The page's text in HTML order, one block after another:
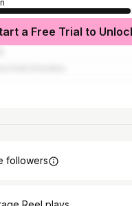
Arabiaa Free Trial to
followers